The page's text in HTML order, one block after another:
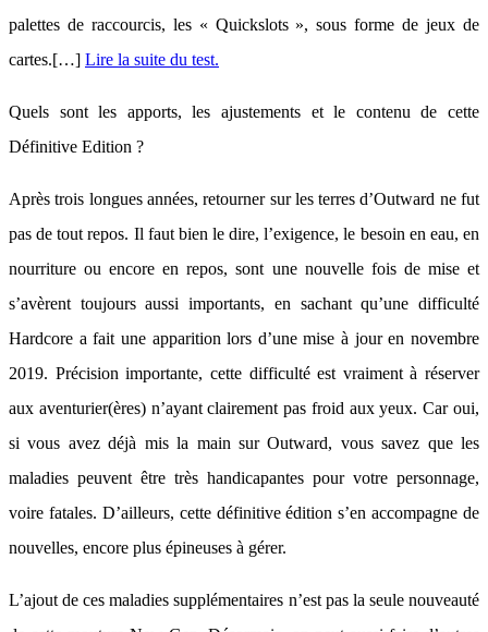
palettes de raccourcis, les « Quickslots », sous forme de jeux de
cartes.[…] Lire la suite du test.
Quels sont les apports, les ajustements et le contenu de cette
Définitive Edition ?
Après trois longues années, retourner sur les terres d’Outward ne fut
pas de tout repos. Il faut bien le dire, l’exigence, le besoin en eau, en
nourriture ou encore en repos, sont une nouvelle fois de mise et
s’avèrent toujours aussi importants, en sachant qu’une difficulté
Hardcore a fait une apparition lors d’une mise à jour en novembre
2019. Précision importante, cette difficulté est vraiment à réserver
aux aventurier(ères) n’ayant clairement pas froid aux yeux. Car oui,
si vous avez déjà mis la main sur Outward, vous savez que les
maladies peuvent être très handicapantes pour votre personnage,
voire fatales. D’ailleurs, cette définitive édition s’en accompagne de
nouvelles, encore plus épineuses à gérer.
L’ajout de ces maladies supplémentaires n’est pas la seule nouveauté